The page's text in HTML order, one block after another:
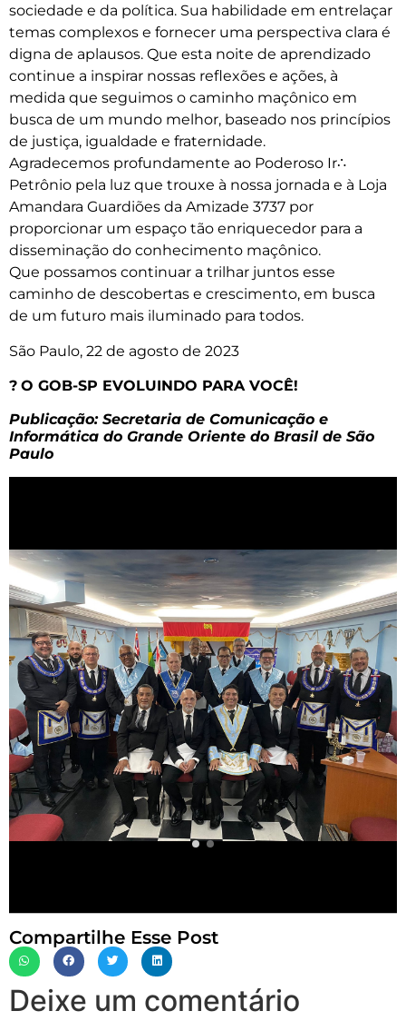
sociedade e da política. Sua habilidade em entrelaçar
temas complexos e fornecer uma perspectiva clara é
digna de aplausos. Que esta noite de aprendizado
continue a inspirar nossas reflexões e ações, à
medida que seguimos o caminho maçônico em
busca de um mundo melhor, baseado nos princípios
de justiça, igualdade e fraternidade.
Agradecemos profundamente ao Poderoso Ir∴
Petrônio pela luz que trouxe à nossa jornada e à Loja
Amandara Guardiões da Amizade 3737 por
proporcionar um espaço tão enriquecedor para a
disseminação do conhecimento maçônico.
Que possamos continuar a trilhar juntos esse
caminho de descobertas e crescimento, em busca
de um futuro mais iluminado para todos.
São Paulo, 22 de agosto de 2023
? O GOB-SP EVOLUINDO PARA VOCÊ!
Publicação: Secretaria de Comunicação e
Informática do Grande Oriente do Brasil de São
Paulo
Compartilhe Esse Post
Deixe um comentário